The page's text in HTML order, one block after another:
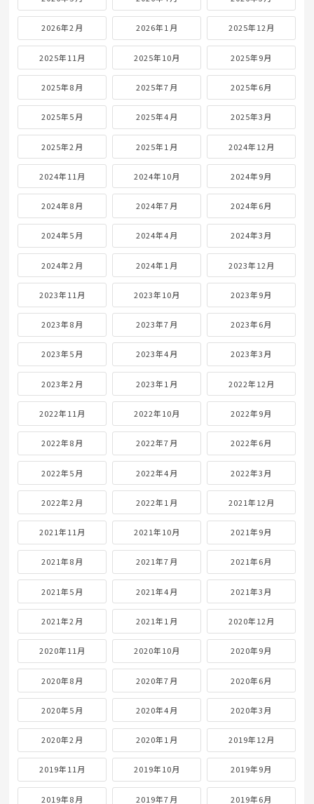
2026年2月 2026年1月 2025年12月
2025年11月 2025年10月 2025年9月
2025年8月 2025年7月 2025年6月
2025年5月 2025年4月 2025年3月
2025年2月 2025年1月 2024年12月
2024年11月 2024年10月 2024年9月
2024年8月 2024年7月 2024年6月
2024年5月 2024年4月 2024年3月
2024年2月 2024年1月 2023年12月
2023年11月 2023年10月 2023年9月
2023年8月 2023年7月 2023年6月
2023年5月 2023年4月 2023年3月
2023年2月 2023年1月 2022年12月
2022年11月 2022年10月 2022年9月
2022年8月 2022年7月 2022年6月
2022年5月 2022年4月 2022年3月
2022年2月 2022年1月 2021年12月
2021年11月 2021年10月 2021年9月
2021年8月 2021年7月 2021年6月
2021年5月 2021年4月 2021年3月
2021年2月 2021年1月 2020年12月
2020年11月 2020年10月 2020年9月
2020年8月 2020年7月 2020年6月
2020年5月 2020年4月 2020年3月
2020年2月 2020年1月 2019年12月
2019年11月 2019年10月 2019年9月
2019年8月 2019年7月 2019年6月